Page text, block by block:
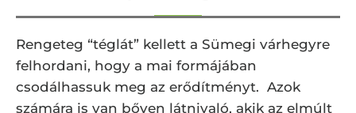
Rengeteg “téglát” kellett a Sümegi várhegyre
felhordani, hogy a mai formájában
csodálhassuk meg az erődítményt. Azok
számára is van bőven látnivaló, akik az elmúlt